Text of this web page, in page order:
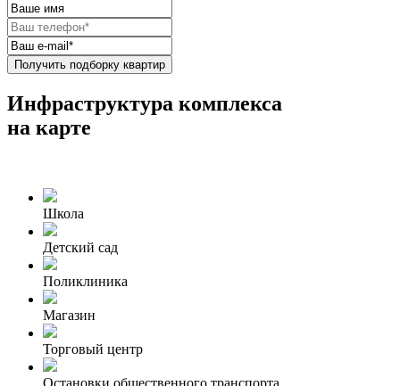
Получить подборку квартир
Инфраструктура комплекса
на карте
Школа
Детский сад
Поликлиника
Магазин
Торговый центр